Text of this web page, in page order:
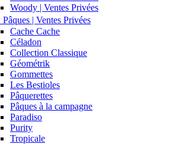
Woody | Ventes Privées
Pâques | Ventes Privées
Cache Cache
Céladon
Collection Classique
Géométrik
Gommettes
Les Bestioles
Pâquerettes
Pâques à la campagne
Paradiso
Purity
Tropicale